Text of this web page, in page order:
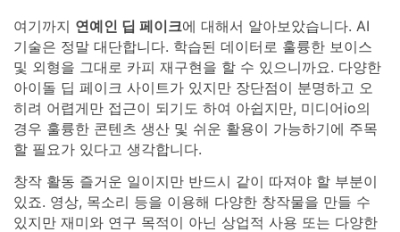
여기까지 연예인 딥 페이크에 대해서 알아보았습니다. AI
기술은 정말 대단합니다. 학습된 데이터로 훌륭한 보이스
및 외형을 그대로 카피 재구현을 할 수 있으니까요. 다양한
아이돌 딥 페이크 사이트가 있지만 장단점이 분명하고 오
히려 어렵게만 접근이 되기도 하여 아쉽지만, 미디어io의
경우 훌륭한 콘텐츠 생산 및 쉬운 활용이 가능하기에 주목
할 필요가 있다고 생각합니다.
창작 활동 즐거운 일이지만 반드시 같이 따져야 할 부분이
있죠. 영상, 목소리 등을 이용해 다양한 창작물을 만들 수
있지만 재미와 연구 목적이 아닌 상업적 사용 또는 다양한